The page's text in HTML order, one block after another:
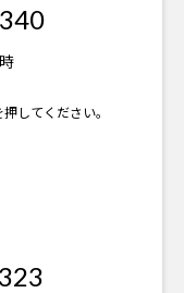
してください。